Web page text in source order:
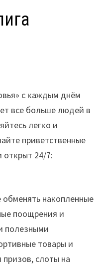
с каждым днём
все больше людей в
легко и
приветственные
открыт 24/7:
накопленные
поощрения и
полезными
товары и
слоты на